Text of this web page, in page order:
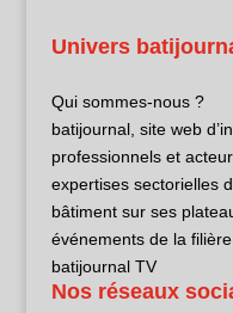
Univers
Qui sommes-nous ?
batijournal, site web
professionnels et
expertises sectorielles
bâtiment sur ses
événements de la
batijournal TV
Nos réseaux